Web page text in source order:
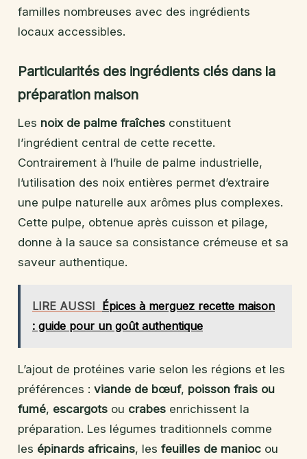
familles nombreuses avec des ingrédients
locaux accessibles.
Particularités des ingrédients clés dans la
préparation maison
Les noix de palme fraîches constituent
l’ingrédient central de cette recette.
Contrairement à l’huile de palme industrielle,
l’utilisation des noix entières permet d’extraire
une pulpe naturelle aux arômes plus complexes.
Cette pulpe, obtenue après cuisson et pilage,
donne à la sauce sa consistance crémeuse et sa
saveur authentique.
LIRE AUSSI Épices à merguez recette maison
: guide pour un goût authentique
L’ajout de protéines varie selon les régions et les
préférences : viande de bœuf, poisson frais ou
fumé, escargots ou crabes enrichissent la
préparation. Les légumes traditionnels comme
les épinards africains, les feuilles de manioc ou